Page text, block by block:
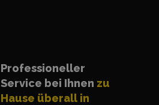
Professioneller
Service bei Ihnen zu
Hause überall in